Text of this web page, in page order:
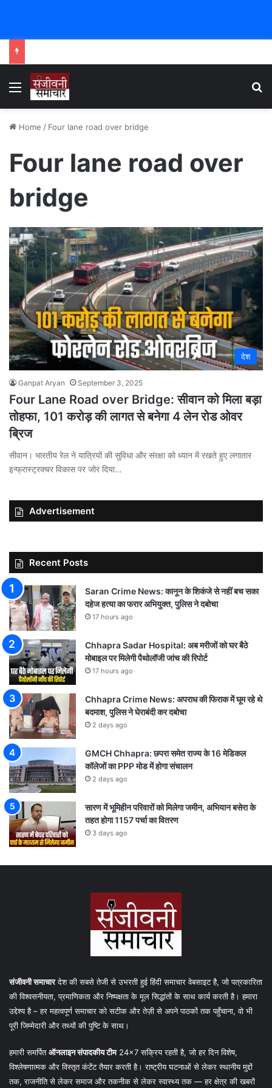
Menu
Home / Four lane road over bridge
Four lane road over
bridge
देश
Ganpat Aryan September 3, 2025
Four Lane Road over Bridge: सीवान को मिला बड़ा
तोहफा, 101 करोड़ की लागत से बनेगा 4 लेन रोड ओवर
ब्रिज
सीवान। भारतीय रेल ने यात्रियों की सुविधा और संरक्षा को ध्यान में रखते हुए लगातार
इन्फ्रास्ट्रक्चर विकास पर जोर दिया…
Advertisement
Recent Posts
Saran Crime News: कानून के शिकंजे से नहीं बच सका
दहेज हत्या का फरार अभियुक्त, पुलिस ने दबोचा
17 hours ago
Chhapra Sadar Hospital: अब मरीजों को घर बैठे
मोबाइल पर मिलेगी पैथोलॉजी जांच की रिपोर्ट
17 hours ago
Chhapra Crime News: अपराध की फिराक में घूम रहे थे
बदमाश, पुलिस ने घेराबंदी कर दबोचा
2 days ago
GMCH Chhapra: छपरा समेत राज्य के 16 मेडिकल
कॉलेजों का PPP मोड में होगा संचालन
2 days ago
सारण में भूमिहीन परिवारों को मिलेगा जमीन, अभियान बसेरा के
तहत होगा 1157 पर्चा का वितरण
3 days ago
संजीवनी समाचारदेश की सबसे तेजी से उभरती हुई हिंदी समाचार वेबसाइट है, जो पत्रकारिता
की विश्वसनीयता, प्रमाणिकता और निष्पक्षता के मूल सिद्धांतों के साथ कार्य करती है। हमारा
उद्देश्य है – हर महत्वपूर्ण समाचार को सटीक और तेज़ी से अपने पाठकों तक पहुँचाना, वो भी
पूरी जिम्मेदारी और तथ्यों की पुष्टि के साथ।
हमारी समर्पितऑनलाइन संपादकीय टीम24×7 सक्रिय रहती है, जो हर दिन विशेष,
विश्लेषणात्मक और विस्तृत कंटेंट तैयार करती है। राष्ट्रीय घटनाओं से लेकर स्थानीय मुद्दों
तक, राजनीति से लेकर समाज और तकनीक से लेकर स्वास्थ्य तक — हर क्षेत्र की खबरों